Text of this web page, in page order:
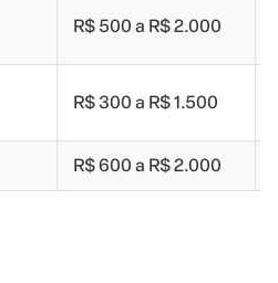
R$ 500 a R$ 2.000
R$ 300 a R$ 1.500
R$ 600 a R$ 2.000